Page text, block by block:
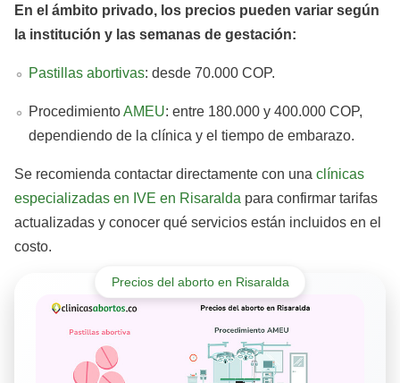
En el ámbito privado, los precios pueden variar según
la institución y las semanas de gestación:
Pastillas abortivas: desde 70.000 COP.
ProcedimientoAMEU: entre 180.000 y 400.000 COP,
dependiendo de la clínica y el tiempo de embarazo.
Se recomienda contactar directamente con una clínicas
especializadas en IVE en Risaralda para confirmar tarifas
actualizadas y conocer qué servicios están incluidos en el
costo.
Precios del aborto en Risaralda